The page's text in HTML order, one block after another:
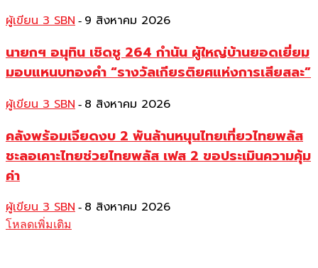
ผู้เขียน 3 SBN - 9 สิงหาคม 2026
นายกฯ อนุทิน เชิดชู 264 กำนัน ผู้ใหญ่บ้านยอดเยี่ยม
มอบแหนบทองคำ “รางวัลเกียรติยศแห่งการเสียสละ”
ผู้เขียน 3 SBN - 8 สิงหาคม 2026
คลังพร้อมเจียดงบ 2 พันล้านหนุนไทยเที่ยวไทยพลัส
ชะลอเคาะไทยช่วยไทยพลัส เฟส 2 ขอประเมินความคุ้ม
ค่า
ผู้เขียน 3 SBN - 8 สิงหาคม 2026
โหลดเพิ่มเติม